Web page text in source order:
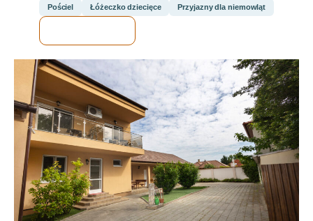
Pościel Łóżeczko dziecięce Przyjazny dla niemowląt